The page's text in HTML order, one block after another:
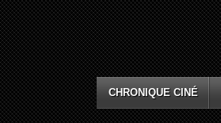
CHRONIQUE CINÉ